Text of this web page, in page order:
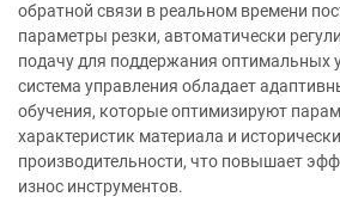
обратной связи в реальном времени
параметры резки, автоматически
подачу для поддержания оптимальных
система управления обладает
обучения, которые оптимизируют
характеристик материала и
производительности, что повышает
износ инструментов.